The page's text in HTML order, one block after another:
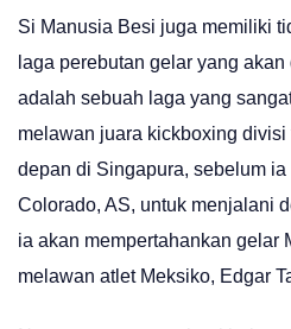
Si Manusia Besi juga memiliki
laga perebutan gelar yang
adalah sebuah laga yang
melawan juara kickboxing
depan di Singapura, sebelum ia
Colorado, AS, untuk menjalani
ia akan mempertahankan gelar
melawan atlet Meksiko, Edgar